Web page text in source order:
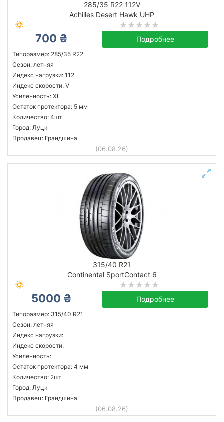
285/35 R22 112V
Achilles Desert Hawk UHP
700 ₴ Подробнее
Типоразмер: 285/35 R22
Сезон: летняя
Индекс нагрузки: 112
Индекс скорости: V
Усиленность: XL
Остаток протектора: 5 мм
Количество: 4шт
Город: Луцк
Продавец: Грандшина
(06.08.26)
315/40 R21
Continental SportContact 6
5000 ₴ Подробнее
Типоразмер: 315/40 R21
Сезон: летняя
Индекс нагрузки:
Индекс скорости:
Усиленность:
Остаток протектора: 4 мм
Количество: 2шт
Город: Луцк
Продавец: Грандшина
(06.08.26)